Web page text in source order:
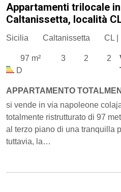
Appartamenti trilocale
Caltanissetta, località
Sicilia Caltanissetta CL |
97 m² 3 2
2
D
APPARTAMENTO
si vende in via napoleone
totalmente ristrutturato di 97
al terzo piano di una tranquilla
tuttavia, la…